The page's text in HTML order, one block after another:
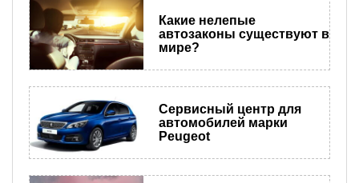
​Какие нелепые
автозаконы существуют в
мире?
Сервисный центр для
автомобилей марки
Peugeot